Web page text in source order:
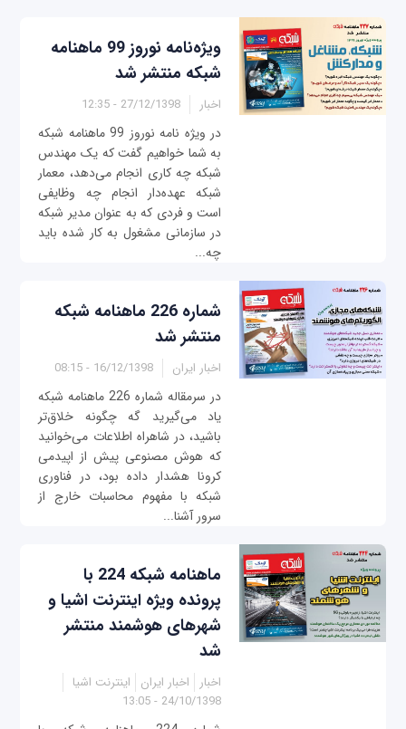
ویژه‌نامه نوروز 99 ماهنامه
شبکه منتشر شد
اخبار 27/12/1398 - 12:35
در ویژه نامه نوروز 99 ماهنامه شبکه
به شما خواهیم گفت که یک مهندس
شبکه چه کاری انجام می‌دهد، معمار
شبکه عهده‌دار انجام چه وظایفی
است و فردی که به عنوان مدیر شبکه
در سازمانی مشغول به کار شده باید
چه...
شماره 226 ماهنامه شبکه
منتشر شد
اخبار ایران 16/12/1398 - 08:15
در سرمقاله شماره 226 ماهنامه شبکه
یاد می‌گیرید گه چگونه خلاق‌تر
باشید، در شاهراه اطلاعات می‌خوانید
که هوش مصنوعی پیش از اپیدمی
کرونا هشدار داده بود، در فناوری
شبکه با مفهوم محاسبات خارج از
سرور آشنا...
ماهنامه شبکه 224 با
پرونده ویژه اینترنت اشیا و
شهرهای هوشمند منتشر
شد
اخبار اخبار ایران
اینترنت اشیا
24/10/1398 - 13:05